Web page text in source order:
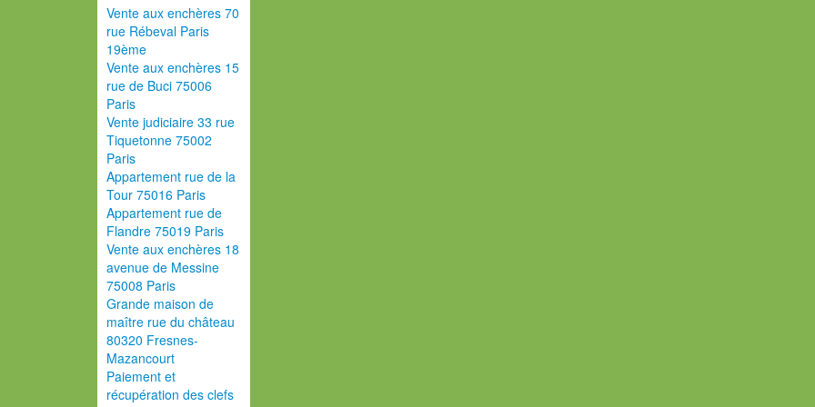
Vente aux enchères 70
rue Rébeval Paris
19ème
Vente aux enchères 15
rue de Buci 75006
Paris
Vente judiciaire 33 rue
Tiquetonne 75002
Paris
Appartement rue de la
Tour 75016 Paris
Appartement rue de
Flandre 75019 Paris
Vente aux enchères 18
avenue de Messine
75008 Paris
Grande maison de
maître rue du château
80320 Fresnes-
Mazancourt
Paiement et
récupération des clefs